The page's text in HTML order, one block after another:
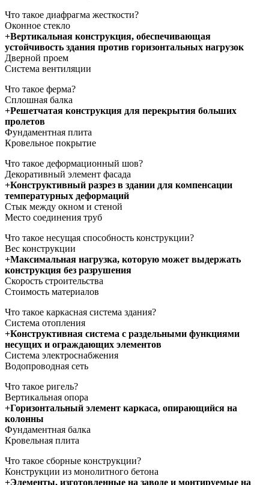
Что такое диафрагма жесткости?
Оконное стекло
+Вертикальная конструкция, обеспечивающая
устойчивость здания против горизонтальных нагрузок
Дверной проем
Система вентиляции
Что такое ферма?
Сплошная балка
+Решетчатая конструкция для перекрытия больших
пролетов
Фундаментная плита
Кровельное покрытие
Что такое деформационный шов?
Декоративный элемент фасада
+Конструктивный разрез в здании для компенсации
температурных деформаций
Стык между окном и стеной
Место соединения труб
Что такое несущая способность конструкции?
Вес конструкции
+Максимальная нагрузка, которую может выдержать
конструкция без разрушения
Скорость строительства
Стоимость материалов
Что такое каркасная система здания?
Система отопления
+Конструктивная система с раздельными функциями
несущих и ограждающих элементов
Система электроснабжения
Водопроводная сеть
Что такое ригель?
Вертикальная опора
+Горизонтальный элемент каркаса, опирающийся на
колонны
Фундаментная балка
Кровельная плита
Что такое сборные конструкции?
Конструкции из монолитного бетона
+Элементы, изготовленные на заводе и монтируемые на